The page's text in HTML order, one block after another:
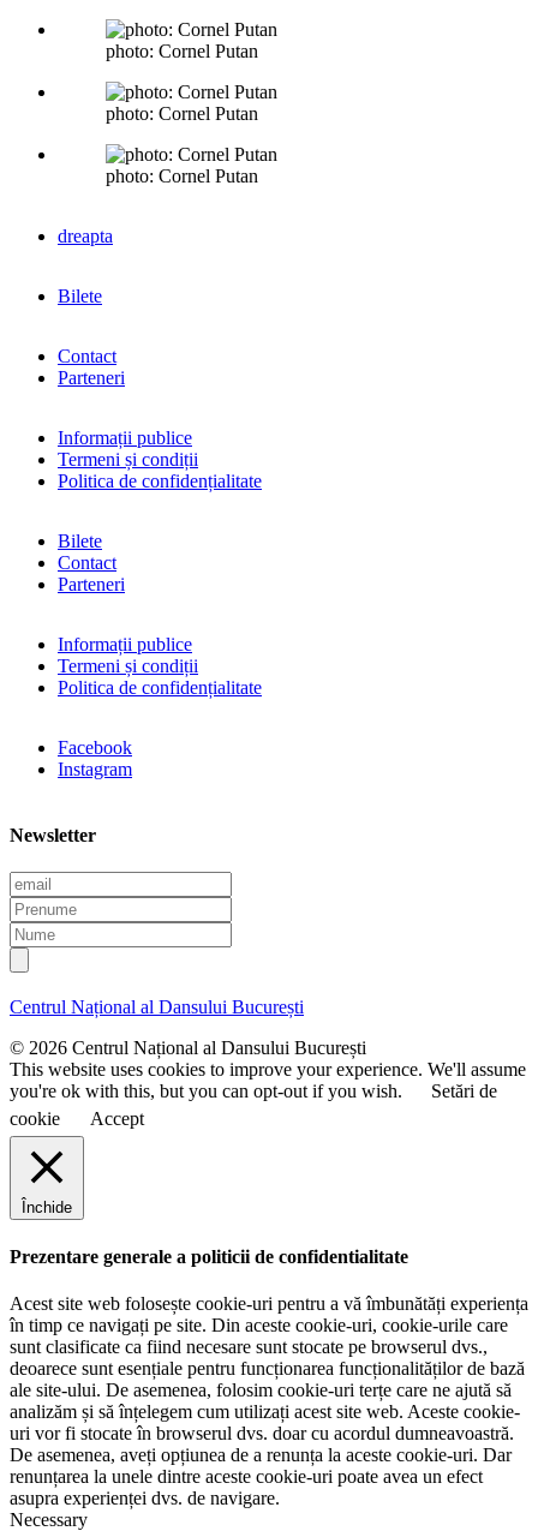
photo: Cornel Putan
photo: Cornel Putan
photo: Cornel Putan
dreapta
Bilete
Contact
Parteneri
Informații publice
Termeni și condiții
Politica de confidențialitate
Bilete
Contact
Parteneri
Informații publice
Termeni și condiții
Politica de confidențialitate
Facebook
Instagram
Newsletter
E
m
a
i
l
P
r
e
n
m
N
u
m
e
Centrul Național al Dansului București
© 2026 Centrul Național al Dansului București
This website uses cookies to improve your experience. We'll assume
you're ok with this, but you can opt-out if you wish.
Setări de
cookie
Accept
Închide
Prezentare generale a politicii de confidentialitate
Acest site web folosește cookie-uri pentru a vă îmbunătăți experiența
în timp ce navigați pe site. Din aceste cookie-uri, cookie-urile care
sunt clasificate ca fiind necesare sunt stocate pe browserul dvs.,
deoarece sunt esențiale pentru funcționarea funcționalităților de bază
ale site-ului. De asemenea, folosim cookie-uri terțe care ne ajută să
analizăm și să înțelegem cum utilizați acest site web. Aceste cookie-
uri vor fi stocate în browserul dvs. doar cu acordul dumneavoastră.
De asemenea, aveți opțiunea de a renunța la aceste cookie-uri. Dar
renunțarea la unele dintre aceste cookie-uri poate avea un efect
asupra experienței dvs. de navigare.
Necessary